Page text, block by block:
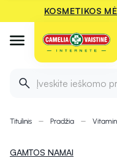
KOSMETIKOS
Įveskite ieškomo
Titulinis Pradžia
GAMTOS NAMAI